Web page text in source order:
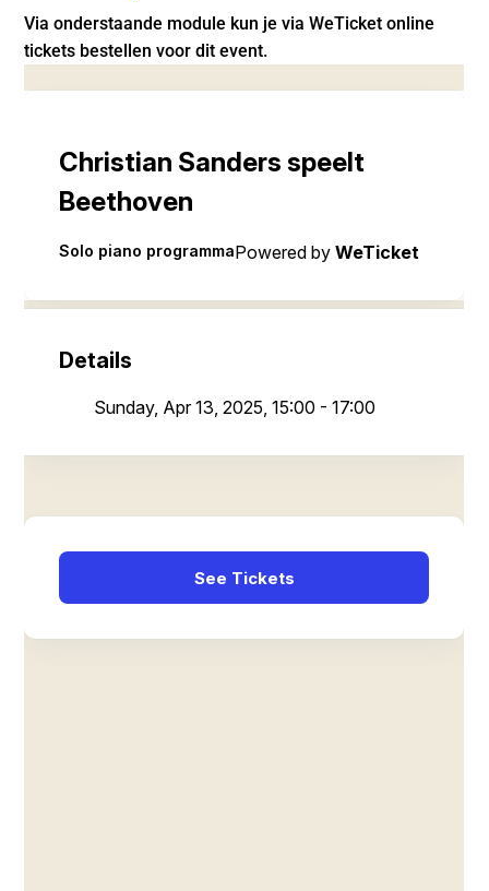
Via onderstaande module kun je via WeTicket online
tickets bestellen voor dit event.